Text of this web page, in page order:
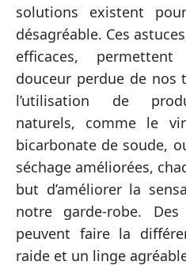
solutions existent
désagréable. Ces
efficaces,
douceur perdue de nos
l’utilisation de
naturels, comme le
bicarbonate de soude,
séchage améliorées,
but d’améliorer la
notre garde-robe.
peuvent faire la
raide et un linge